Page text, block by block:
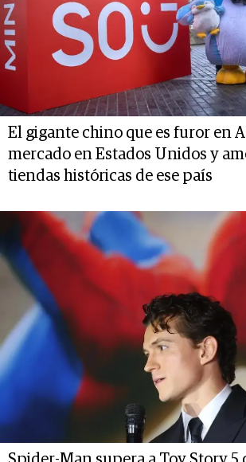
El gigante chino que es furor en
mercado en Estados Unidos y
tiendas históricas de ese país